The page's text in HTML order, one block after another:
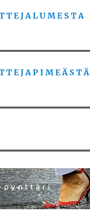
T E J A L U M E S T A
T E J A P I M E Ä S T Ä